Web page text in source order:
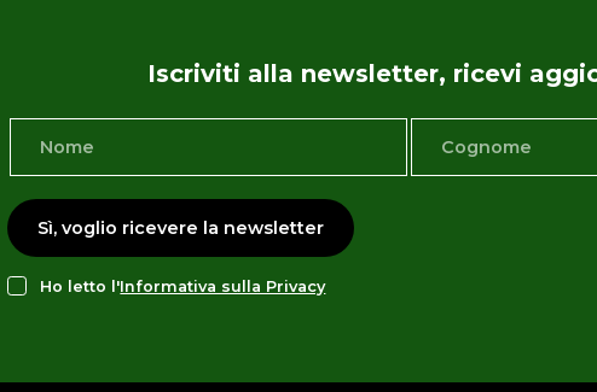
Iscriviti alla newsletter, ricevi
Sì, voglio ricevere la newsletter
Ho letto l'Informativa sulla Privacy